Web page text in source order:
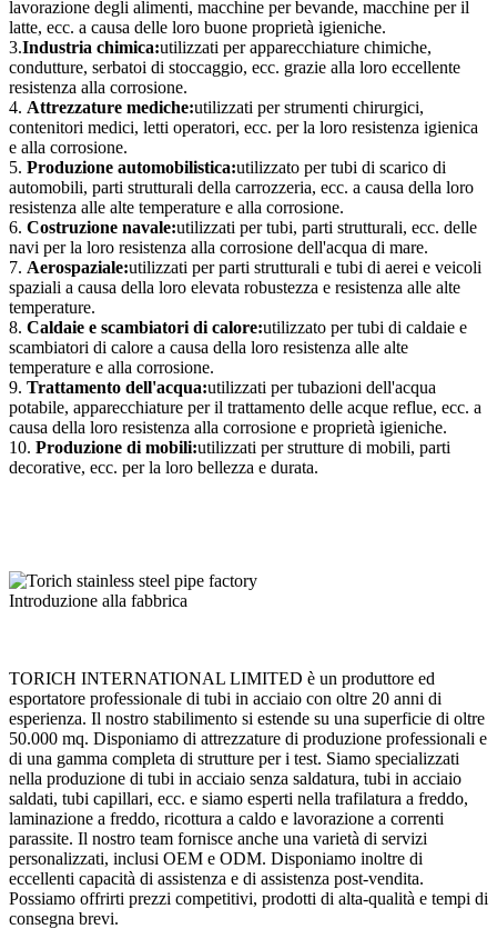
lavorazione degli alimenti, macchine per bevande, macchine per il
latte, ecc. a causa delle loro buone proprietà igieniche.
3.Industria chimica:utilizzati per apparecchiature chimiche,
condutture, serbatoi di stoccaggio, ecc. grazie alla loro eccellente
resistenza alla corrosione.
4. Attrezzature mediche:utilizzati per strumenti chirurgici,
contenitori medici, letti operatori, ecc. per la loro resistenza igienica
e alla corrosione.
5. Produzione automobilistica:utilizzato per tubi di scarico di
automobili, parti strutturali della carrozzeria, ecc. a causa della loro
resistenza alle alte temperature e alla corrosione.
6. Costruzione navale:utilizzati per tubi, parti strutturali, ecc. delle
navi per la loro resistenza alla corrosione dell'acqua di mare.
7. Aerospaziale:utilizzati per parti strutturali e tubi di aerei e veicoli
spaziali a causa della loro elevata robustezza e resistenza alle alte
temperature.
8. Caldaie e scambiatori di calore:utilizzato per tubi di caldaie e
scambiatori di calore a causa della loro resistenza alle alte
temperature e alla corrosione.
9. Trattamento dell'acqua:utilizzati per tubazioni dell'acqua
potabile, apparecchiature per il trattamento delle acque reflue, ecc. a
causa della loro resistenza alla corrosione e proprietà igieniche.
10. Produzione di mobili:utilizzati per strutture di mobili, parti
decorative, ecc. per la loro bellezza e durata.
Introduzione alla fabbrica
TORICH INTERNATIONAL LIMITED è un produttore ed
esportatore professionale di tubi in acciaio con oltre 20 anni di
esperienza. Il nostro stabilimento si estende su una superficie di oltre
50.000 mq. Disponiamo di attrezzature di produzione professionali e
di una gamma completa di strutture per i test. Siamo specializzati
nella produzione di tubi in acciaio senza saldatura, tubi in acciaio
saldati, tubi capillari, ecc. e siamo esperti nella trafilatura a freddo,
laminazione a freddo, ricottura a caldo e lavorazione a correnti
parassite. Il nostro team fornisce anche una varietà di servizi
personalizzati, inclusi OEM e ODM. Disponiamo inoltre di
eccellenti capacità di assistenza e di assistenza post-vendita.
Possiamo offrirti prezzi competitivi, prodotti di alta-qualità e tempi di
consegna brevi.